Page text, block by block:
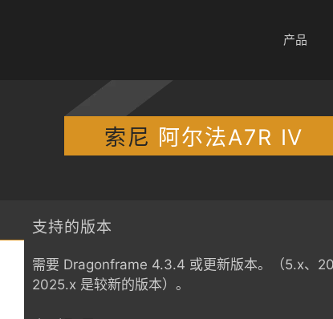
产品
索尼 阿尔法A7R IV
支持的版本
需要 Dragonframe 4.3.4 或更新版本。（5.x、
2025.x 是较新的版本）。